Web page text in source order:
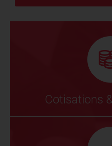
Cotisations